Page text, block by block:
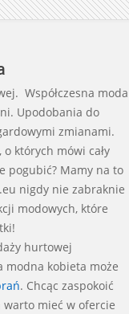
Współczesna moda
Upodobania do
zmianami.
których mówi cały
pogubić? Mamy na to
nigdy nie zabraknie
modowych, które
hurtowej
modna kobieta może
. Chcąc zaspokoić
mieć w ofercie